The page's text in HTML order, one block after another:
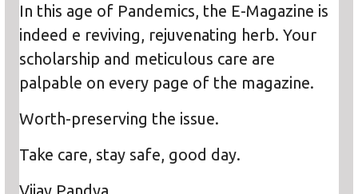
In this age of Pandemics, the E-Magazine is
indeed e reviving, rejuvenating herb. Your
scholarship and meticulous care are
palpable on every page of the magazine.
Worth-preserving the issue.
Take care, stay safe, good day.
Vijay Pandya.